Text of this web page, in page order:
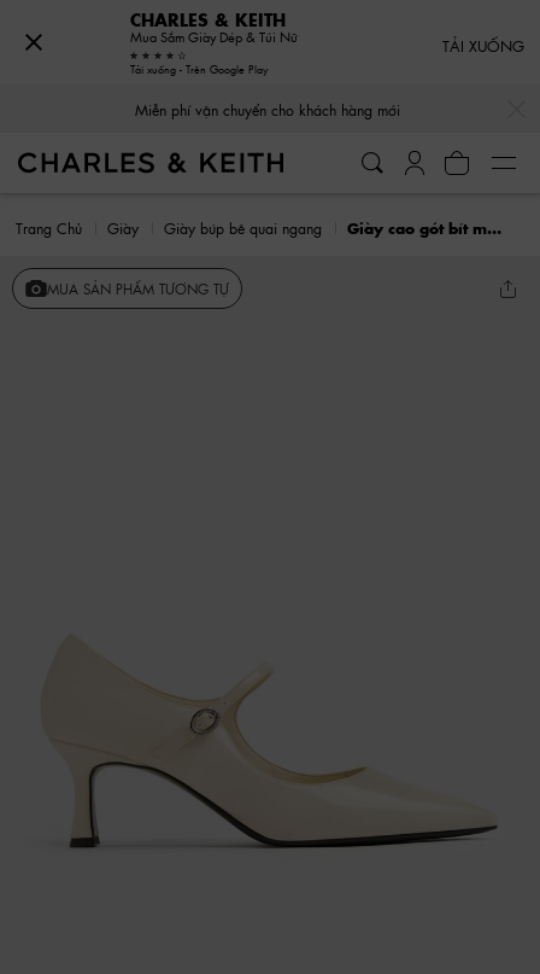
Miễn phí vận chuyển cho khách hàng mới
Trang Chủ Giày Giày búp bê quai ngang Giày cao gót bít mũi Pointed Mary Jane
MUA SẢN PHẨM TƯƠNG TỰ
CHARLES & KEITH
Mua Sắm Giày Dép & Túi Nữ
Tải xuống - Trên Google Play
TẢI XUỐNG